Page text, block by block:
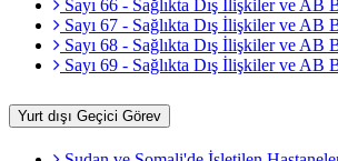
Sayı 66 - Sağlıkta Dış İlişkiler ve AB
Sayı 67 - Sağlıkta Dış İlişkiler ve AB
Sayı 68 - Sağlıkta Dış İlişkiler ve AB
Sayı 69 - Sağlıkta Dış İlişkiler ve AB
Yurt dışı Geçici Görev